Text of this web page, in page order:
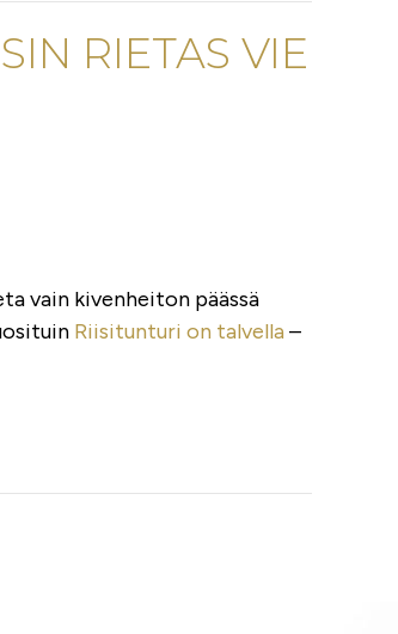
RIETAS VIE
vain kivenheiton päässä
Riisitunturi on talvella –